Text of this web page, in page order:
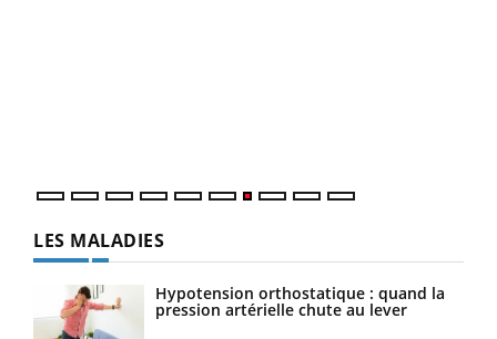
LES MALADIES
Hypotension orthostatique : quand la
pression artérielle chute au lever